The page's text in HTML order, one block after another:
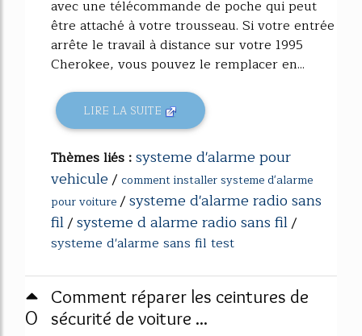
avec une télécommande de poche qui peut
être attaché à votre trousseau. Si votre entrée
arrête le travail à distance sur votre 1995
Cherokee, vous pouvez le remplacer en...
LIRE LA SUITE
Thèmes liés :systeme d'alarme pour
vehicule/ comment installer systeme d'alarme
pour voiture/systeme d'alarme radio sans
fil/systeme d alarme radio sans fil/
systeme d'alarme sans fil test
0
Comment réparer les ceintures de
sécurité de voiture ...